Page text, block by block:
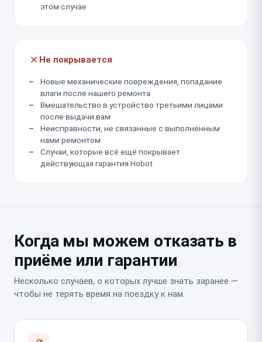
этом случае
Не покрывается
Новые механические повреждения, попадание
влаги после нашего ремонта
Вмешательство в устройство третьими лицами
после выдачи вам
Неисправности, не связанные с выполненным
нами ремонтом
Случаи, которые всё ещё покрывает
действующая гарантия Hobot
Когда мы можем отказать в
приёме или гарантии
Несколько случаев, о которых лучше знать заранее —
чтобы не терять время на поездку к нам.